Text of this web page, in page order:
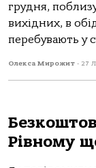
грудня,
вихідних, в
перебувають у
Олекса Мирожит - 27
Рівному